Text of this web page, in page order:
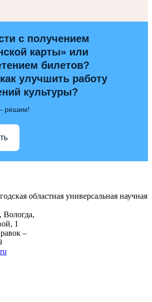
с получением
карты» или
билетов?
улучшить работу
культуры?
решим!
областная универсальная научная
Вологда,
1
–